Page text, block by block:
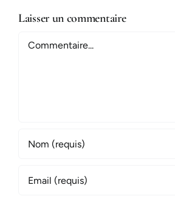
Laisser un commentaire
Commentaire